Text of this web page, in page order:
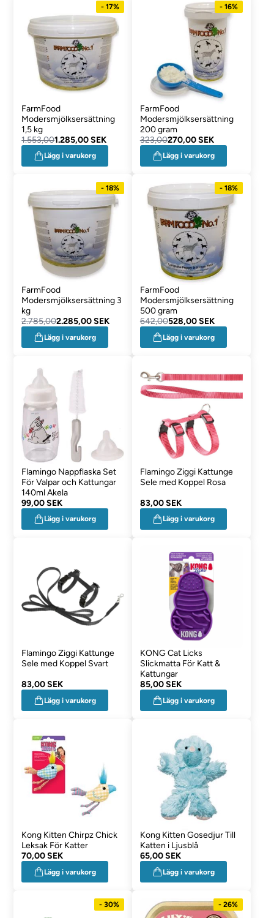
- 17%
FarmFood
Modersmjölksersättning
1,5 kg
1.553,001.285,00 SEK
Lägg i varukorg
- 16%
FarmFood
Modersmjölksersättning
200 gram
323,00270,00 SEK
Lägg i varukorg
- 18%
FarmFood
Modersmjölksersättning 3
kg
2.785,002.285,00 SEK
Lägg i varukorg
- 18%
FarmFood
Modersmjölksersättning
500 gram
642,00528,00 SEK
Lägg i varukorg
Flamingo Nappflaska Set
För Valpar och Kattungar
140ml Akela
99,00 SEK
Lägg i varukorg
Flamingo Ziggi Kattunge
Sele med Koppel Rosa
83,00 SEK
Lägg i varukorg
Flamingo Ziggi Kattunge
Sele med Koppel Svart
83,00 SEK
Lägg i varukorg
KONG Cat Licks
Slickmatta För Katt &
Kattungar
85,00 SEK
Lägg i varukorg
Kong Kitten Chirpz Chick
Leksak För Katter
70,00 SEK
Lägg i varukorg
Kong Kitten Gosedjur Till
Katten i Ljusblå
65,00 SEK
Lägg i varukorg
- 30% - 26%